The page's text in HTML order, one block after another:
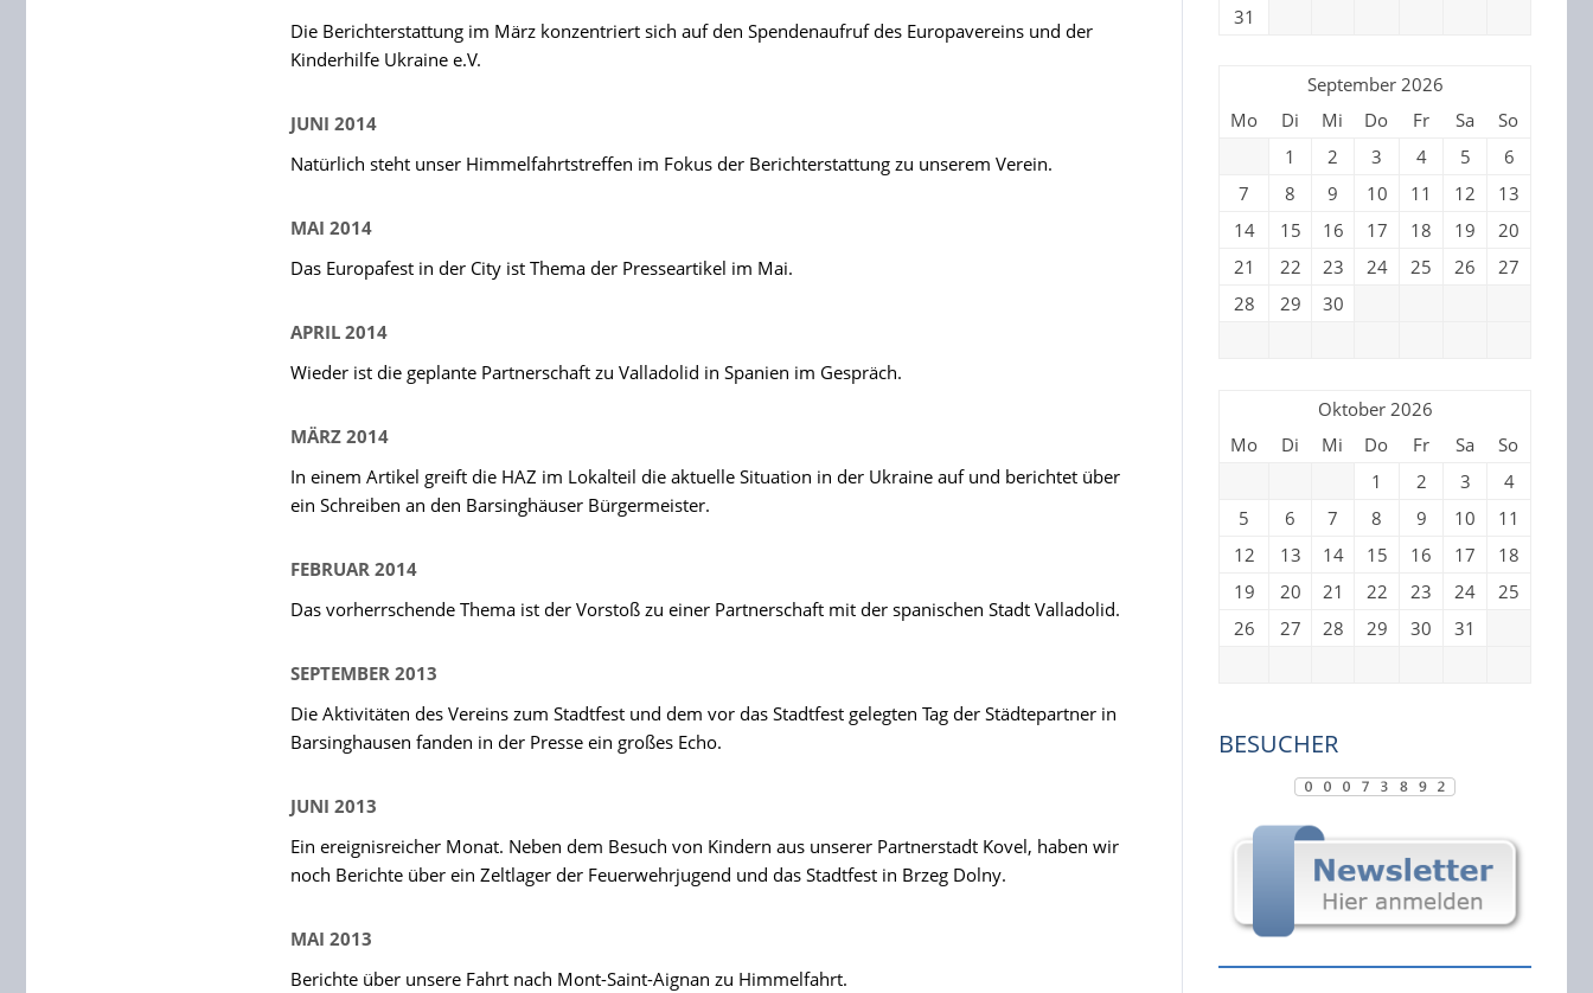
Die Berichterstattung im März konzentriert sich auf den Spendenaufruf des Europavereins und der
Kinderhilfe Ukraine e.V.
JUNI 2014
Natürlich steht unser Himmelfahrtstreffen im Fokus der Berichterstattung zu unserem Verein.
MAI 2014
Das Europafest in der City ist Thema der Presseartikel im Mai.
APRIL 2014
Wieder ist die geplante Partnerschaft zu Valladolid in Spanien im Gespräch.
MÄRZ 2014
In einem Artikel greift die HAZ im Lokalteil die aktuelle Situation in der Ukraine auf und berichtet über
ein Schreiben an den Barsinghäuser Bürgermeister.
FEBRUAR 2014
Das vorherrschende Thema ist der Vorstoß zu einer Partnerschaft mit der spanischen Stadt Valladolid.
SEPTEMBER 2013
Die Aktivitäten des Vereins zum Stadtfest und dem vor das Stadtfest gelegten Tag der Städtepartner in
Barsinghausen fanden in der Presse ein großes Echo.
JUNI 2013
Ein ereignisreicher Monat. Neben dem Besuch von Kindern aus unserer Partnerstadt Kovel, haben wir
noch Berichte über ein Zeltlager der Feuerwehrjugend und das Stadtfest in Brzeg Dolny.
MAI 2013
Berichte über unsere Fahrt nach Mont-Saint-Aignan zu Himmelfahrt.
31
September 2026
Mo
Di Mi Do Fr Sa
So
1
2 3 4 5
6
7
8 9 10 11 12
13
14
15 16 17 18 19
20
21
22 23 24 25 26
27
28
29 30
Oktober 2026
Mo
Di Mi Do Fr Sa
So
1
2 3
4
5
6 7 8 9 10
11
12
13 14 15 16 17
18
19
20 21 22 23 24
25
26
27 28 29 30 31
BESUCHER